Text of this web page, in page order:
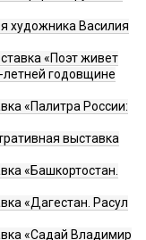
художника Василия
«Поэт живет
годовщине
«Палитра России:
выставка
«Башкортостан.
«Дагестан. Расул
«Садай Владимир